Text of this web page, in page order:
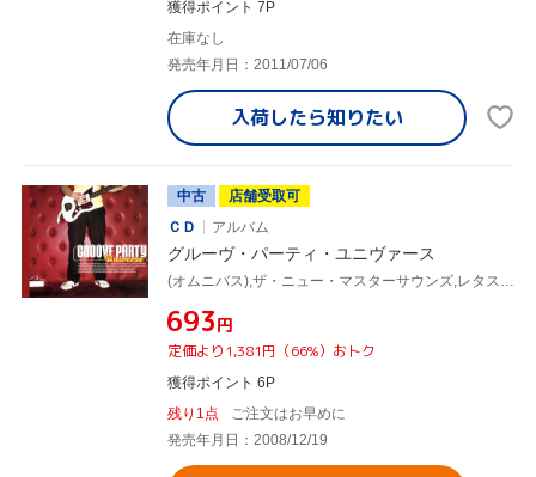
獲得ポイント 7P
在庫なし
発売年月日：2011/07/06
入荷したら知りたい
中古
店舗受取可
ＣＤ
アルバム
グルーヴ・パーティ・ユニヴァース
¥693円
定価より1,381円（66%）おトク
獲得ポイント 6P
残り1点
ご注文はお早めに
発売年月日：2008/12/19